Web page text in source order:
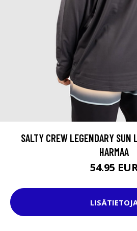
SALTY CREW LEGENDARY SUN
HARMAA
54.95